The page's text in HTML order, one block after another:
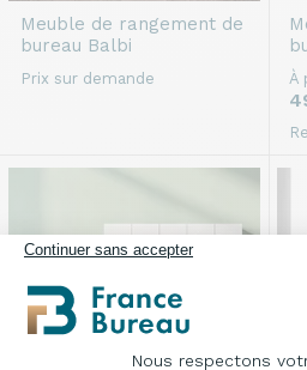
Continuer sans accepter
Nous respectons
Meuble de rangement de
bureau Balbi
Prix sur demande À